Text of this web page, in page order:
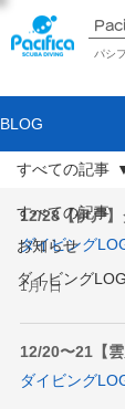
パシ
BLOG
すべての記事
お知らせ
ダイビングLOG
すべての記事
12/28【伊戸
ダイビング
1月7日
12/20〜21【
ダイビング